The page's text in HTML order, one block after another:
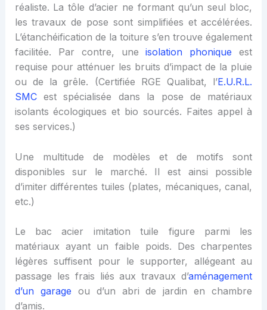
réaliste. La tôle d’acier ne formant qu’un seul bloc,
les travaux de pose sont simplifiées et accélérées.
L’étanchéification de la toiture s’en trouve également
facilitée. Par contre, uneisolation phonique est
requise pour atténuer les bruits d’impact de la pluie
ou de la grêle. (Certifiée RGE Qualibat, l’E.U.R.L.
SMCest spécialisée dans la pose de matériaux
isolants écologiques et bio sourcés. Faites appel à
ses services.)
Une multitude de modèles et de motifs sont
disponibles sur le marché. Il est ainsi possible
d’imiter différentes tuiles (plates, mécaniques, canal,
etc.)
Le bac acier imitation tuile figure parmi les
matériaux ayant un faible poids. Des charpentes
légères suffisent pour le supporter, allégeant au
passage les frais liés aux travaux d’aménagement
d’un garage ou d’un abri de jardin en chambre
d’amis.